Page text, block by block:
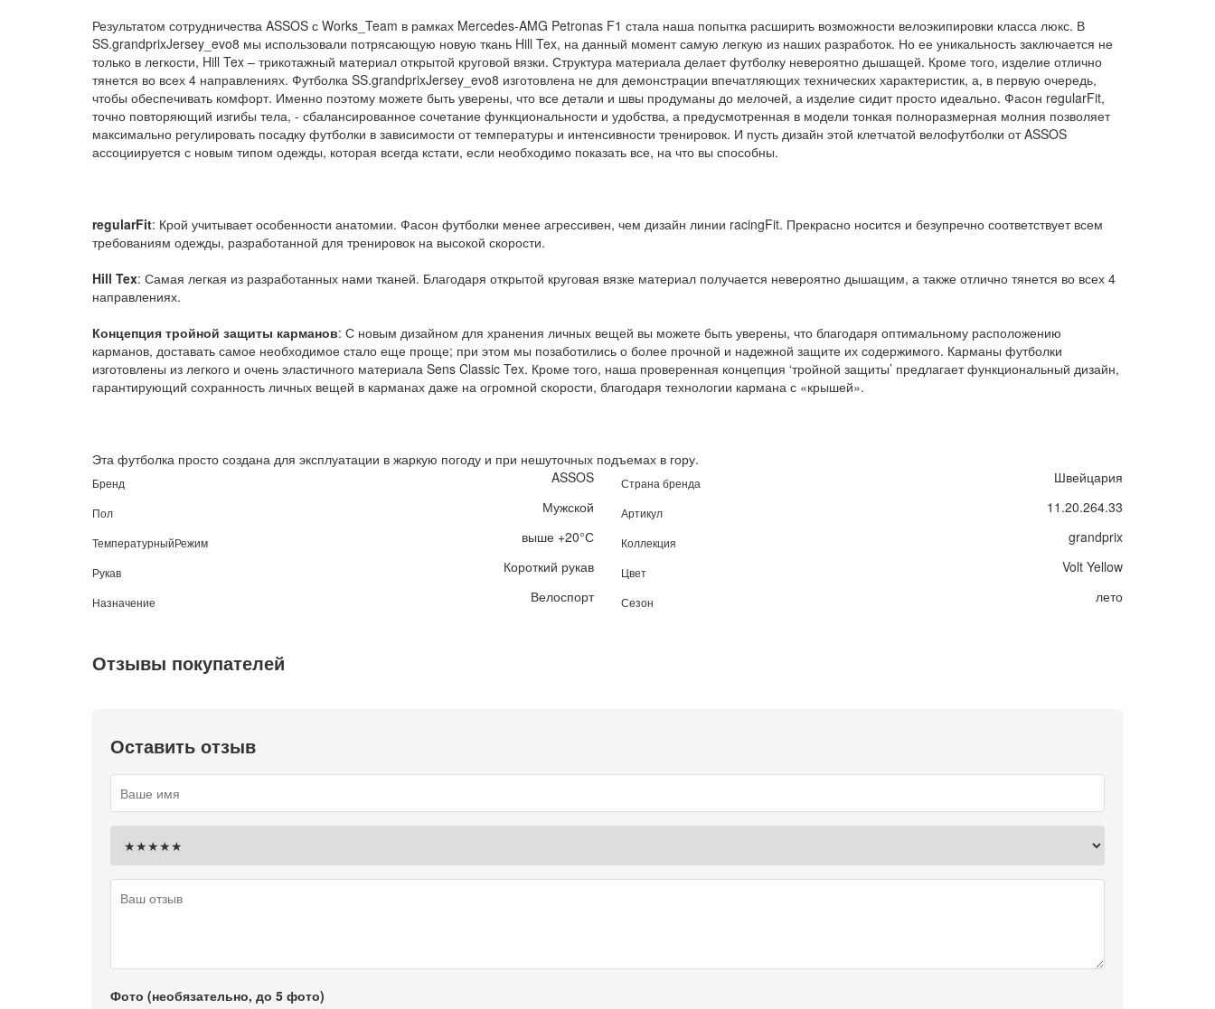
Результатом сотрудничества ASSOS с Works_Team в рамках Mercedes-AMG Petronas F1 стала наша попытка расширить возможности велоэкипировки класса люкс. В
SS.grandprixJersey_evo8 мы использовали потрясающую новую ткань Hill Tex, на данный момент самую легкую из наших разработок. Но ее уникальность заключается не
только в легкости, Hill Tex – трикотажный материал открытой круговой вязки. Структура материала делает футболку невероятно дышащей. Кроме того, изделие отлично
тянется во всех 4 направлениях. Футболка SS.grandprixJersey_evo8 изготовлена не для демонстрации впечатляющих технических характеристик, а, в первую очередь,
чтобы обеспечивать комфорт. Именно поэтому можете быть уверены, что все детали и швы продуманы до мелочей, а изделие сидит просто идеально. Фасон regularFit,
точно повторяющий изгибы тела, - сбалансированное сочетание функциональности и удобства, а предусмотренная в модели тонкая полноразмерная молния позволяет
максимально регулировать посадку футболки в зависимости от температуры и интенсивности тренировок. И пусть дизайн этой клетчатой велофутболки от ASSOS
ассоциируется с новым типом одежды, которая всегда кстати, если необходимо показать все, на что вы способны.
regularFit: Крой учитывает особенности анатомии. Фасон футболки менее агрессивен, чем дизайн линии racingFit. Прекрасно носится и безупречно соответствует всем
требованиям одежды, разработанной для тренировок на высокой скорости.
Hill Tex: Самая легкая из разработанных нами тканей. Благодаря открытой круговая вязке материал получается невероятно дышащим, а также отлично тянется во всех 4
направлениях.
Концепция тройной защиты карманов: С новым дизайном для хранения личных вещей вы можете быть уверены, что благодаря оптимальному расположению
карманов, доставать самое необходимое стало еще проще; при этом мы позаботились о более прочной и надежной защите их содержимого. Карманы футболки
изготовлены из легкого и очень эластичного материала Sens Classic Tex. Кроме того, наша проверенная концепция ‘тройной защиты’ предлагает функциональный дизайн,
гарантирующий сохранность личных вещей в карманах даже на огромной скорости, благодаря технологии кармана с «крышей».
Эта футболка просто создана для эксплуатации в жаркую погоду и при нешуточных подъемах в гору.
Бренд ASSOS Страна бренда Швейцария
Пол Мужской Артикул 11.20.264.33
ТемпературныйРежим выше +20°С Коллекция grandprix
Рукав Короткий рукав Цвет Volt Yellow
Назначение Велоспорт Сезон лето
Отзывы покупателей
Оставить отзыв
Фото (необязательно, до 5 фото)